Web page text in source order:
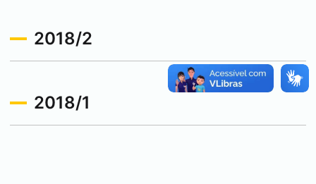
2018/2
2018/1